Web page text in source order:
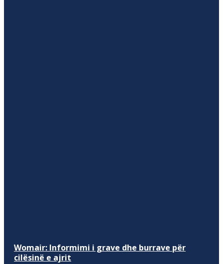
Womair: Informimi i grave dhe burrave për
cilësinë e ajrit